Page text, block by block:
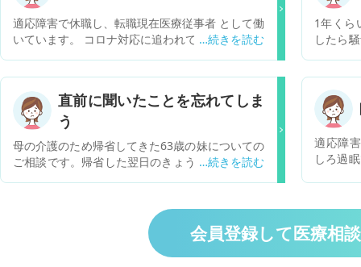
適応障害で休職し、転職現在医療従事者 として働
いています。 コロナ対応に追われて少し疲れてい
悸による吐き気、食欲不振 ・寝ている時の突然の
動悸 先週かかりつけ（内科・精神科）を受診し疲
れと診断され様子を見ておりますが、 昨日から吐
せん。 今日は朝からベットで横になり何もできて
おりません。 転職したてで職場にも相談しづらい
し、 病院も受診してそんなに時間が経って おら
1年くら
したら
聞き取
ます。
がする
処方さ
診して
説明し
バイス
直前に聞いたことを忘れてしま
う
母の介護のため帰省してきた63歳の妹についての
ご相談です。帰省した翌日のきょう、スマホのメ
か分からない」と何度も聞き返します。しかし、
すぐに忘れてしまうようです。このような症状は
初めてのことです。自分の名前や生年月日等は覚
えていて、車も普段どおり運転しました。体調に
適応障
しろ過
た。 一
く、完
時間の
すが、
会員登録して医療相